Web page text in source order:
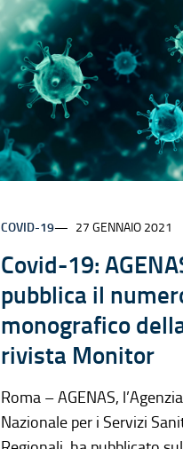
COVID-19 27 GENNAIO 2021
Covid-19:
pubblica il
monografico
rivista Monitor
Roma – AGENAS, l’Agenzia
Nazionale per i Servizi